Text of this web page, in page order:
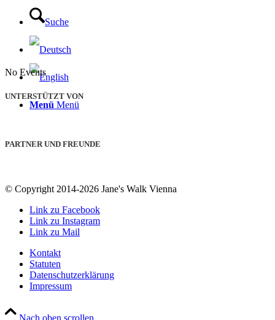
Suche
Menü Menü
No Events
UNTERSTÜTZT VON
PARTNER UND FREUNDE
© Copyright 2014-2026 Jane's Walk Vienna
Link zu Facebook
Link zu Instagram
Link zu Mail
Kontakt
Statuten
Datenschutzerklärung
Impressum